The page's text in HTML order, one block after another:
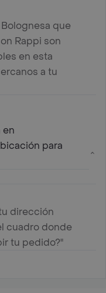
que
Rappi son
en esta
a tu
en
para
dirección
cuadro donde
tu pedido?"